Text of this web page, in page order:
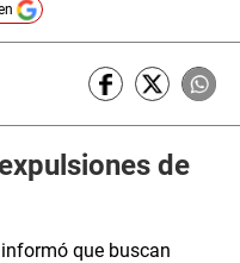
de
que buscan